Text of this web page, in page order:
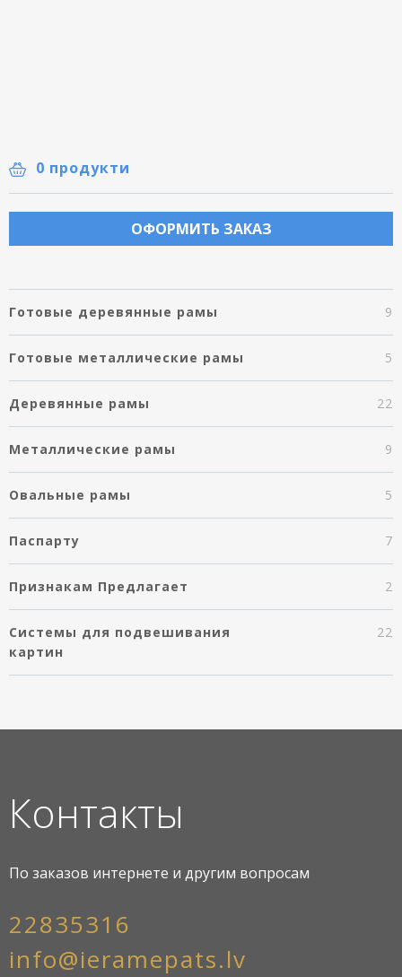
0 продукти
ОФОРМИТЬ ЗАКАЗ
Готовые деревянные рамы 9
Готовые металлические рамы 5
Деревянные рамы 22
Металлические рамы 9
Овальные рамы 5
Паспарту 7
Признакам Предлагает 2
Системы для подвешивания
картин
22
Контакты
По заказов интернете и другим вопросам
22835316
info@ieramepats.lv